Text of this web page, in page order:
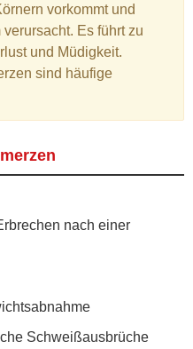
vorkommt und
Es führt zu
und Müdigkeit.
sind häufige
nach einer
Schweißausbrüche